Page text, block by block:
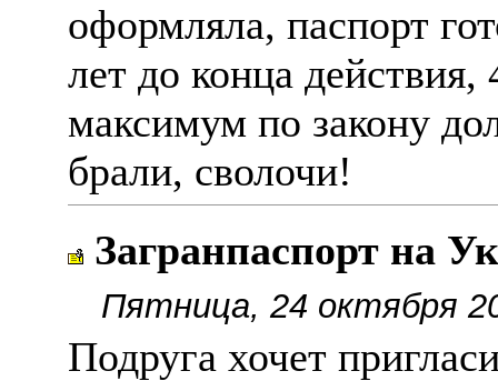
оформляла, паспорт
лет до конца
максимум по закону
брали, сволочи!
Загранпаспорт на
Пятница, 24 октября
Подруга хочет